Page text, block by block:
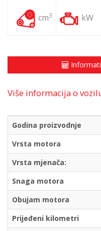
cm3 kW
Više informacija o
Godina proizvodnje
Vrsta motora
Vrsta mjenača:
Snaga motora
Obujam motora
Prijeđeni kilometri